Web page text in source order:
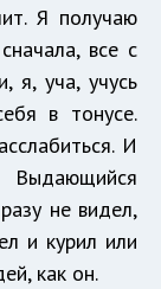
Я получаю
все с
я, уча, учусь
в тонусе.
И
Выдающийся
не видел,
и курил или
как он.